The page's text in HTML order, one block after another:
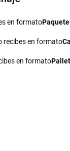
en formatoPaquete
recibes en formato
en formatoPallet